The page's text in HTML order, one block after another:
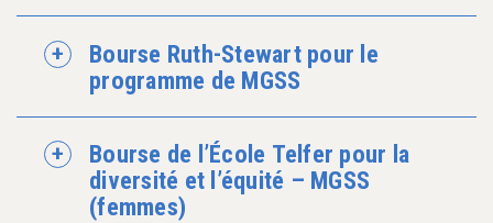
Bourse Ruth-Stewart pour le
programme de MGSS
Bourse de l’École Telfer pour la
diversité et l’équité – MGSS
(femmes)